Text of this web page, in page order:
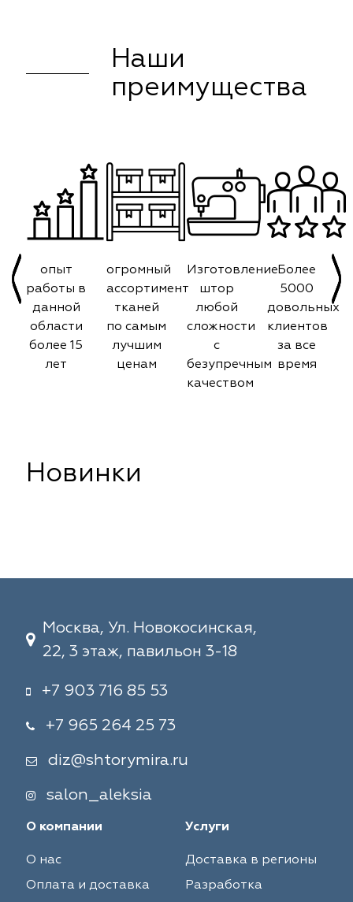
Наши
преимущества
опыт
работы в
данной
области
более 15
лет
огромный
ассортимент
тканей
по самым
лучшим
ценам
Изготовление
штор
любой
сложности
с
безупречным
качеством
Более
5000
довольных
клиентов
за все
время
Новинки
Москва, Ул. Новокосинская,
22, 3 этаж, павильон 3-18
+7 903 716 85 53
+7 965 264 25 73
diz@shtorymira.ru
salon_aleksia
О компании
О нас
Оплата и доставка
Услуги
Доставка в регионы
Разработка